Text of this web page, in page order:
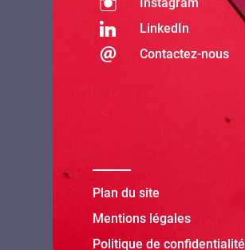
LinkedIn
Contactez-nous
Plan du site
Mentions légales
Politique de confidentialité